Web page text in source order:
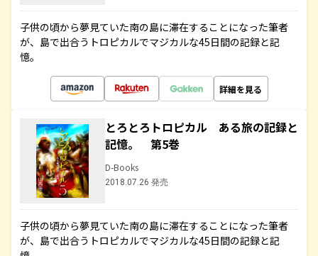
子供の頃から夢見ていた南の島に滞在することになった筆者
が、島で出合うトロピカルでマジカルな45日間の記録と記
憶。
詳細を見る
とろとろトロピカル ある旅の記録と
記憶。 第5巻
D-Books
2018.07.26 発売
子供の頃から夢見ていた南の島に滞在することになった筆者
が、島で出合うトロピカルでマジカルな45日間の記録と記